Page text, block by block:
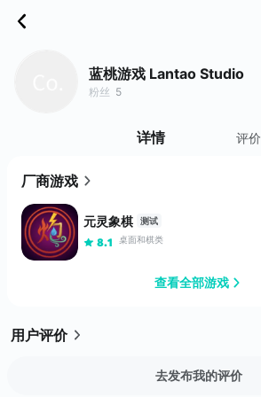
蓝桃游戏 Lantao Studio
粉丝 5
详情 评价
厂商游戏
元灵象棋 测试
8.1 桌面和棋类
查看全部游戏
用户评价
去发布我的评价